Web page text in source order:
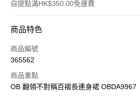
自提點滿HK$350.00免運費
付款方式
信用卡
AlipayHK
商品特色
商品編號
365562
商品重點
OB 翻領不對稱百褶長連身裙 OBDA9967